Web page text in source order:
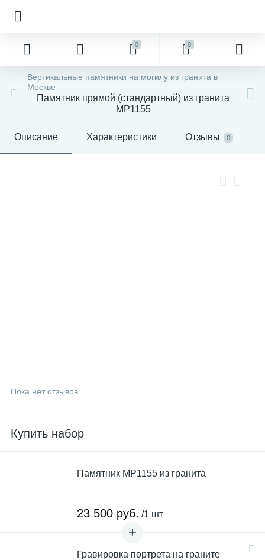
0 0
Вертикальные памятники на могилу из гранита в
Москве
Памятник прямой (стандартный) из гранита
MP1155
Описание Характеристики Отзывы 0
Пока нет отзывов
Купить набор
Памятник MP1155 из гранита
23 500 руб. /1 шт
Гравировка портрета на граните